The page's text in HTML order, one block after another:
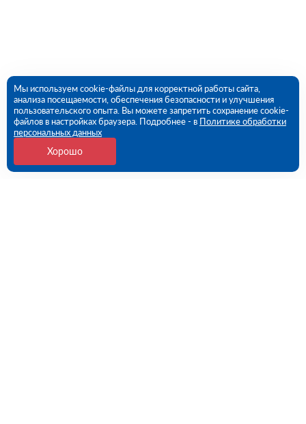
Мы используем cookie-файлы для корректной работы сайта,
анализа посещаемости, обеспечения безопасности и улучшения
пользовательского опыта. Вы можете запретить сохранение cookie-
файлов в настройках браузера. Подробнее - в Политике обработки
персональных данных
Хорошо